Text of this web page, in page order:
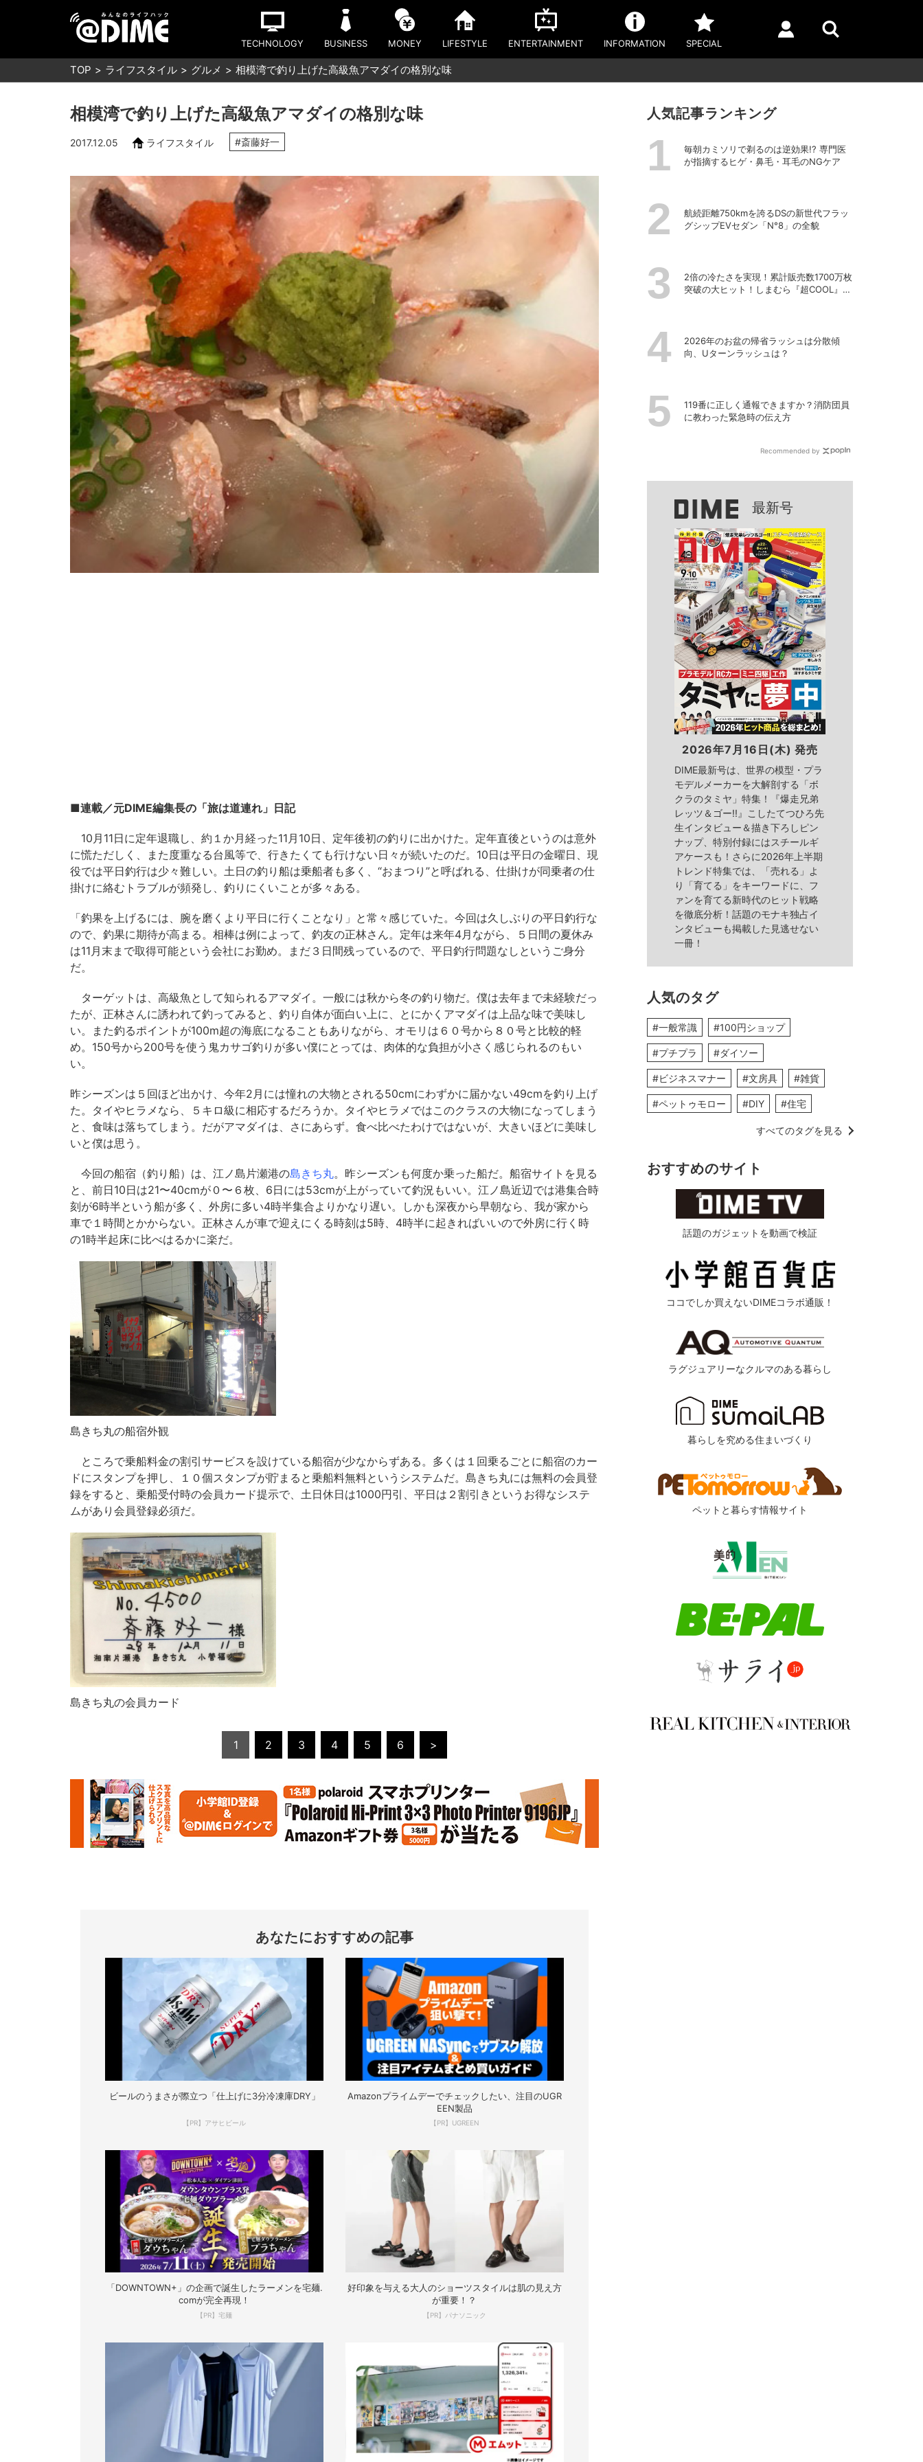
TECHNOLOGY BUSINESS MONEY LIFESTYLE ENTERTAINMENT INFORMATION SPECIAL
TOP ライフスタイル グルメ 相模湾で釣り上げた高級魚アマダイの格別な味
相模湾で釣り上げた高級魚アマダイの格別な味
2017.12.05 ライフスタイル #斎藤好一
■連載／元DIME編集長の「旅は道連れ」日記
10月11日に定年退職し、約１か月経った11月10日、定年後初の釣りに出かけた。定年直後というのは意外
に慌ただしく、また度重なる台風等で、行きたくても行けない日々が続いたのだ。10日は平日の金曜日、現
役では平日釣行は少々難しい。土日の釣り船は乗船者も多く、“おまつり”と呼ばれる、仕掛けが同乗者の仕
掛けに絡むトラブルが頻発し、釣りにくいことが多々ある。
「釣果を上げるには、腕を磨くより平日に行くことなり」と常々感じていた。今回は久しぶりの平日釣行な
ので、釣果に期待が高まる。相棒は例によって、釣友の正林さん。定年は来年4月ながら、５日間の夏休み
は11月末まで取得可能という会社にお勤め。まだ３日間残っているので、平日釣行問題なしというご身分
だ。
ターゲットは、高級魚として知られるアマダイ。一般には秋から冬の釣り物だ。僕は去年まで未経験だっ
たが、正林さんに誘われて釣ってみると、釣り自体が面白い上に、とにかくアマダイは上品な味で美味し
い。また釣るポイントが100m超の海底になることもありながら、オモリは６０号から８０号と比較的軽
め。150号から200号を使う鬼カサゴ釣りが多い僕にとっては、肉体的な負担が小さく感じられるのもい
い。
昨シーズンは５回ほど出かけ、今年2月には憧れの大物とされる50cmにわずかに届かない49cmを釣り上げ
た。タイやヒラメなら、５キロ級に相応するだろうか。タイやヒラメではこのクラスの大物になってしまう
と、食味は落ちてしまう。だがアマダイは、さにあらず。食べ比べたわけではないが、大きいほどに美味し
いと僕は思う。
今回の船宿（釣り船）は、江ノ島片瀬港の島きち丸。昨シーズンも何度か乗った船だ。船宿サイトを見る
と、前日10日は21〜40cmが０〜６枚、6日には53cmが上がっていて釣況もいい。江ノ島近辺では港集合時
刻が6時半という船が多く、外房に多い4時半集合よりかなり遅い。しかも深夜から早朝なら、我が家から
車で１時間とかからない。正林さんが車で迎えにくる時刻は5時、4時半に起きればいいので外房に行く時
の1時半起床に比べはるかに楽だ。
島きち丸の船宿外観
ところで乗船料金の割引サービスを設けている船宿が少なからずある。多くは１回乗るごとに船宿のカー
ドにスタンプを押し、１０個スタンプが貯まると乗船料無料というシステムだ。島きち丸には無料の会員登
録をすると、乗船受付時の会員カード提示で、土日休日は1000円引、平日は２割引きというお得なシステ
ムがあり会員登録必須だ。
島きち丸の会員カード
1 2 3 4 5 6 >
あなたにおすすめの記事
ビールのうまさが際立つ「仕上げに3分冷凍庫DRY」
【PR】アサヒビール
Amazonプライムデーでチェックしたい、注目のUGR
EEN製品
【PR】UGREEN
「DOWNTOWN+」の企画で誕生したラーメンを宅麺.
comが完全再現！
【PR】宅麺
好印象を与える大人のショーツスタイルは肌の見え方
が重要！？
【PR】パナソニック
人気記事ランキング
毎朝カミソリで剃るのは逆効果!? 専門医
が指摘するヒゲ・鼻毛・耳毛のNGケア
航続距離750kmを誇るDSの新世代フラッ
グシップEVセダン「N°8」の全貌
2倍の冷たさを実現！累計販売数1700万枚
突破の大ヒット！しまむら『超COOL』シ
2026年のお盆の帰省ラッシュは分散傾
向、Uターンラッシュは？
119番に正しく通報できますか？消防団員
に教わった緊急時の伝え方
Recommended by
最新号
2026年7月16日(木) 発売
DIME最新号は、世界の模型・プラ
モデルメーカーを大解剖する「ボ
クラのタミヤ」特集！『爆走兄弟
レッツ＆ゴー!!』こしたてつひろ先
生インタビュー＆描き下ろしピン
ナップ、特別付録にはスチールギ
アケースも！さらに2026年上半期
トレンド特集では、「売れる」よ
り「育てる」をキーワードに、フ
ァンを育てる新時代のヒット戦略
を徹底分析！話題のモナキ独占イ
ンタビューも掲載した見逃せない
一冊！
人気のタグ
#一般常識 #100円ショップ
#プチプラ #ダイソー
#ビジネスマナー #文房具 #雑貨
#ペットゥモロー #DIY #住宅
すべてのタグを見る
おすすめのサイト
話題のガジェットを動画で検証
ココでしか買えないDIMEコラボ通販！
ラグジュアリーなクルマのある暮らし
暮らしを究める住まいづくり
ペットと暮らす情報サイト